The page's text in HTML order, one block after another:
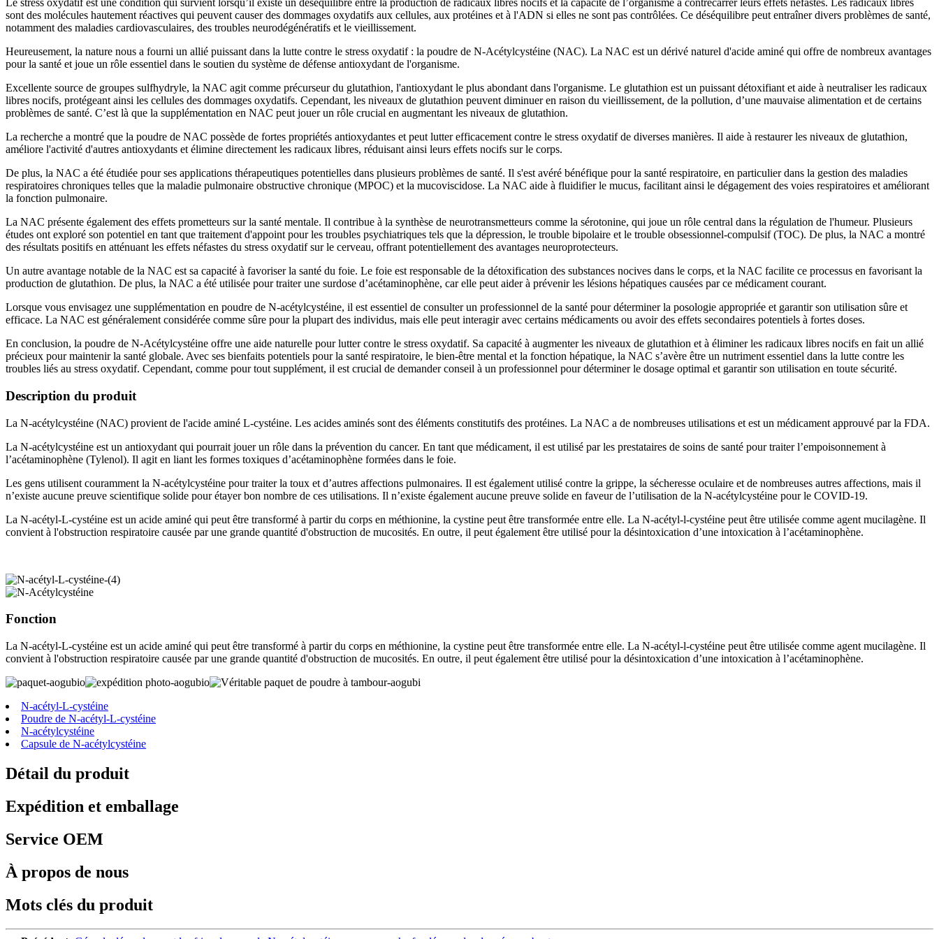
Le stress oxydatif est une condition qui survient lorsqu’il existe un déséquilibre entre la production de radicaux libres nocifs et la capacité de l’organisme à contrecarrer leurs effets néfastes. Les radicaux libres
sont des molécules hautement réactives qui peuvent causer des dommages oxydatifs aux cellules, aux protéines et à l'ADN si elles ne sont pas contrôlées. Ce déséquilibre peut entraîner divers problèmes de santé,
notamment des maladies cardiovasculaires, des troubles neurodégénératifs et le vieillissement.
Heureusement, la nature nous a fourni un allié puissant dans la lutte contre le stress oxydatif : la poudre de N-Acétylcystéine (NAC). La NAC est un dérivé naturel d'acide aminé qui offre de nombreux avantages
pour la santé et joue un rôle essentiel dans le soutien du système de défense antioxydant de l'organisme.
Excellente source de groupes sulfhydryle, la NAC agit comme précurseur du glutathion, l'antioxydant le plus abondant dans l'organisme. Le glutathion est un puissant détoxifiant et aide à neutraliser les radicaux
libres nocifs, protégeant ainsi les cellules des dommages oxydatifs. Cependant, les niveaux de glutathion peuvent diminuer en raison du vieillissement, de la pollution, d’une mauvaise alimentation et de certains
problèmes de santé. C’est là que la supplémentation en NAC peut jouer un rôle crucial en augmentant les niveaux de glutathion.
La recherche a montré que la poudre de NAC possède de fortes propriétés antioxydantes et peut lutter efficacement contre le stress oxydatif de diverses manières. Il aide à restaurer les niveaux de glutathion,
améliore l'activité d'autres antioxydants et élimine directement les radicaux libres, réduisant ainsi leurs effets nocifs sur le corps.
De plus, la NAC a été étudiée pour ses applications thérapeutiques potentielles dans plusieurs problèmes de santé. Il s'est avéré bénéfique pour la santé respiratoire, en particulier dans la gestion des maladies
respiratoires chroniques telles que la maladie pulmonaire obstructive chronique (MPOC) et la mucoviscidose. La NAC aide à fluidifier le mucus, facilitant ainsi le dégagement des voies respiratoires et améliorant
la fonction pulmonaire.
La NAC présente également des effets prometteurs sur la santé mentale. Il contribue à la synthèse de neurotransmetteurs comme la sérotonine, qui joue un rôle central dans la régulation de l'humeur. Plusieurs
études ont exploré son potentiel en tant que traitement d'appoint pour les troubles psychiatriques tels que la dépression, le trouble bipolaire et le trouble obsessionnel-compulsif (TOC). De plus, la NAC a montré
des résultats positifs en atténuant les effets néfastes du stress oxydatif sur le cerveau, offrant potentiellement des avantages neuroprotecteurs.
Un autre avantage notable de la NAC est sa capacité à favoriser la santé du foie. Le foie est responsable de la détoxification des substances nocives dans le corps, et la NAC facilite ce processus en favorisant la
production de glutathion. De plus, la NAC a été utilisée pour traiter une surdose d’acétaminophène, car elle peut aider à prévenir les lésions hépatiques causées par ce médicament courant.
Lorsque vous envisagez une supplémentation en poudre de N-acétylcystéine, il est essentiel de consulter un professionnel de la santé pour déterminer la posologie appropriée et garantir son utilisation sûre et
efficace. La NAC est généralement considérée comme sûre pour la plupart des individus, mais elle peut interagir avec certains médicaments ou avoir des effets secondaires potentiels à fortes doses.
En conclusion, la poudre de N-Acétylcystéine offre une aide naturelle pour lutter contre le stress oxydatif. Sa capacité à augmenter les niveaux de glutathion et à éliminer les radicaux libres nocifs en fait un allié
précieux pour maintenir la santé globale. Avec ses bienfaits potentiels pour la santé respiratoire, le bien-être mental et la fonction hépatique, la NAC s’avère être un nutriment essentiel dans la lutte contre les
troubles liés au stress oxydatif. Cependant, comme pour tout supplément, il est crucial de demander conseil à un professionnel pour déterminer le dosage optimal et garantir son utilisation en toute sécurité.
Description du produit
La N-acétylcystéine (NAC) provient de l'acide aminé L-cystéine. Les acides aminés sont des éléments constitutifs des protéines. La NAC a de nombreuses utilisations et est un médicament approuvé par la FDA.
La N-acétylcystéine est un antioxydant qui pourrait jouer un rôle dans la prévention du cancer. En tant que médicament, il est utilisé par les prestataires de soins de santé pour traiter l’empoisonnement à
l’acétaminophène (Tylenol). Il agit en liant les formes toxiques d’acétaminophène formées dans le foie.
Les gens utilisent couramment la N-acétylcystéine pour traiter la toux et d’autres affections pulmonaires. Il est également utilisé contre la grippe, la sécheresse oculaire et de nombreuses autres affections, mais il
n’existe aucune preuve scientifique solide pour étayer bon nombre de ces utilisations. Il n’existe également aucune preuve solide en faveur de l’utilisation de la N-acétylcystéine pour le COVID-19.
La N-acétyl-L-cystéine est un acide aminé qui peut être transformé à partir du corps en méthionine, la cystine peut être transformée entre elle. La N-acétyl-l-cystéine peut être utilisée comme agent mucilagène. Il
convient à l'obstruction respiratoire causée par une grande quantité d'obstruction de mucosités. En outre, il peut également être utilisé pour la désintoxication d’une intoxication à l’acétaminophène.
Fonction
La N-acétyl-L-cystéine est un acide aminé qui peut être transformé à partir du corps en méthionine, la cystine peut être transformée entre elle. La N-acétyl-l-cystéine peut être utilisée comme agent mucilagène. Il
convient à l'obstruction respiratoire causée par une grande quantité d'obstruction de mucosités. En outre, il peut également être utilisé pour la désintoxication d’une intoxication à l’acétaminophène.
N-acétyl-L-cystéine
Poudre de N-acétyl-L-cystéine
N-acétylcystéine
Capsule de N-acétylcystéine
Détail du produit
Expédition et emballage
Service OEM
À propos de nous
Mots clés du produit